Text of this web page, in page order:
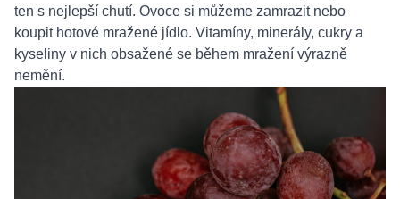
ten s nejlepší chutí. Ovoce si můžeme zamrazit nebo
koupit hotové mražené jídlo. Vitamíny, minerály, cukry a
kyseliny v nich obsažené se během mražení výrazně
nemění.